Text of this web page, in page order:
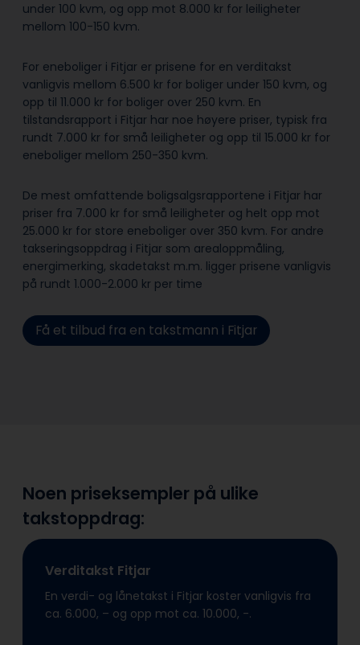
under 100 kvm, og opp mot 8.000 kr for leiligheter
mellom 100-150 kvm.
For eneboliger i Fitjar er prisene for en verditakst
vanligvis mellom 6.500 kr for boliger under 150 kvm, og
opp til 11.000 kr for boliger over 250 kvm. En
tilstandsrapport i Fitjar har noe høyere priser, typisk fra
rundt 7.000 kr for små leiligheter og opp til 15.000 kr for
eneboliger mellom 250-350 kvm.
De mest omfattende boligsalgsrapportene i Fitjar har
priser fra 7.000 kr for små leiligheter og helt opp mot
25.000 kr for store eneboliger over 350 kvm. For andre
takseringsoppdrag i Fitjar som arealoppmåling,
energimerking, skadetakst m.m. ligger prisene vanligvis
på rundt 1.000-2.000 kr per time
Få et tilbud fra en takstmann i Fitjar
Noen priseksempler på ulike
takstoppdrag:
Verditakst Fitjar
En verdi- og lånetakst i Fitjar koster vanligvis fra
ca. 6.000, – og opp mot ca. 10.000, -.